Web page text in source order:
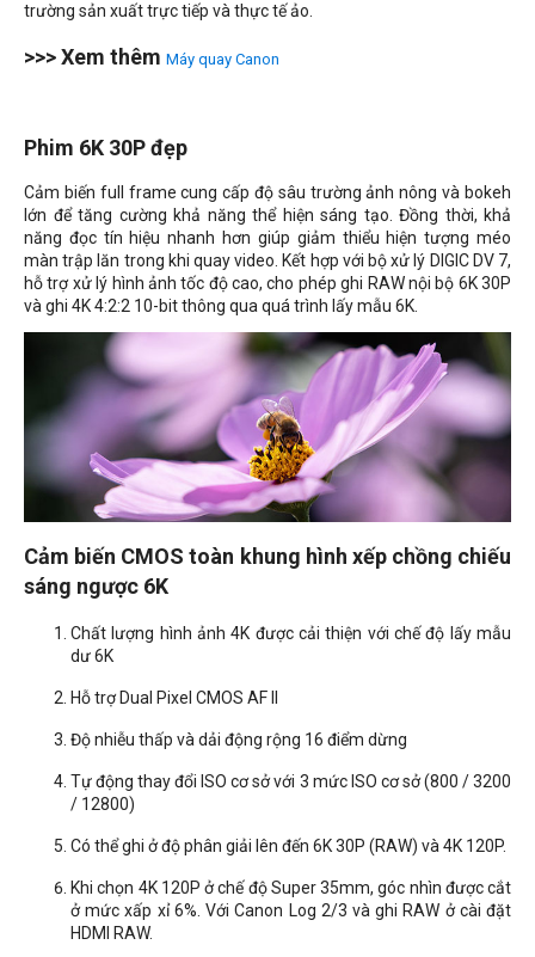
trường sản xuất trực tiếp và thực tế ảo.
>>> Xem thêm Máy quay Canon
Phim 6K 30P đẹp
Cảm biến full frame cung cấp độ sâu trường ảnh nông và bokeh
lớn để tăng cường khả năng thể hiện sáng tạo. Đồng thời, khả
năng đọc tín hiệu nhanh hơn giúp giảm thiểu hiện tượng méo
màn trập lăn trong khi quay video. Kết hợp với bộ xử lý DIGIC DV 7,
hỗ trợ xử lý hình ảnh tốc độ cao, cho phép ghi RAW nội bộ 6K 30P
và ghi 4K 4:2:2 10-bit thông qua quá trình lấy mẫu 6K.
Cảm biến CMOS toàn khung hình xếp chồng chiếu
sáng ngược 6K
Chất lượng hình ảnh 4K được cải thiện với chế độ lấy mẫu
dư 6K
Hỗ trợ Dual Pixel CMOS AF II
Độ nhiễu thấp và dải động rộng 16 điểm dừng
Tự động thay đổi ISO cơ sở với 3 mức ISO cơ sở (800 / 3200
/ 12800)
Có thể ghi ở độ phân giải lên đến 6K 30P (RAW) và 4K 120P.
Khi chọn 4K 120P ở chế độ Super 35mm, góc nhìn được cắt
ở mức xấp xỉ 6%. Với Canon Log 2/3 và ghi RAW ở cài đặt
HDMI RAW.